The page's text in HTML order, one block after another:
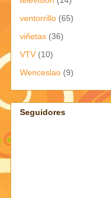
ventorrillo (65)
viñetas (36)
VTV (10)
Wenceslao (9)
Seguidores